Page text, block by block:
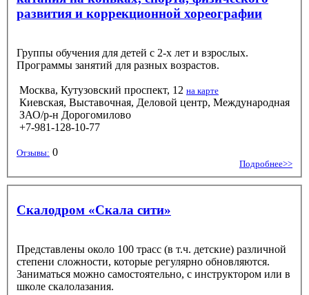
развития и коррекционной хореографии
Группы обучения для детей с 2-х лет и взрослых.
Программы занятий для разных возрастов.
Москва, Кутузовский проспект, 12 на карте
Киевская, Выставочная, Деловой центр, Международная
ЗАО/р-н Дорогомилово
+7-981-128-10-77
Отзывы: 0
Подробнее>>
Скалодром «Скала сити»
Представлены около 100 трасс (в т.ч. детские) различной
степени сложности, которые регулярно обновляются.
Заниматься можно самостоятельно, с инструктором или в
школе скалолазания.